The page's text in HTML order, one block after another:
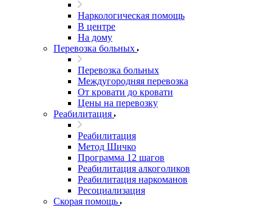
Наркологическая помощь
В центре
На дому
Перевозка больных
Перевозка больных
Междугородняя перевозка
От кровати до кровати
Цены на перевозку
Реабилитация
Реабилитация
Метод Шичко
Программа 12 шагов
Реабилитация алкоголиков
Реабилитация наркоманов
Ресоциализация
Скорая помощь